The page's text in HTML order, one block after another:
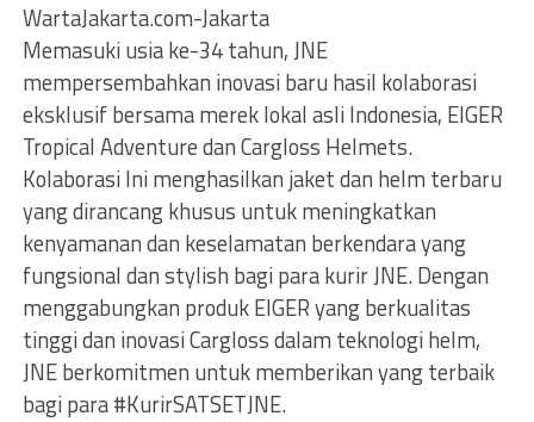
WartaJakarta.com-Jakarta
Memasuki usia ke-34 tahun, JNE
mempersembahkan inovasi baru hasil kolaborasi
eksklusif bersama merek lokal asli Indonesia, EIGER
Tropical Adventure dan Cargloss Helmets.
Kolaborasi Ini menghasilkan jaket dan helm terbaru
yang dirancang khusus untuk meningkatkan
kenyamanan dan keselamatan berkendara yang
fungsional dan stylish bagi para kurir JNE. Dengan
menggabungkan produk EIGER yang berkualitas
tinggi dan inovasi Cargloss dalam teknologi helm,
JNE berkomitmen untuk memberikan yang terbaik
bagi para #KurirSATSETJNE.